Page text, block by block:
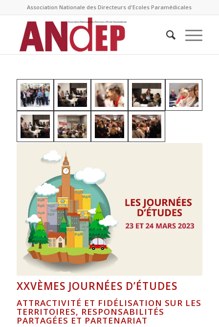
Association Nationale des Directeurs d'Ecoles Paramédicales
XXVÈMES JOURNÉES D’ÉTUDES
ATTRACTIVITÉ ET FIDÉLISATION SUR LES
TERRITOIRES, RESPONSABILITÉS
PARTAGÉES ET PARTENARIAT